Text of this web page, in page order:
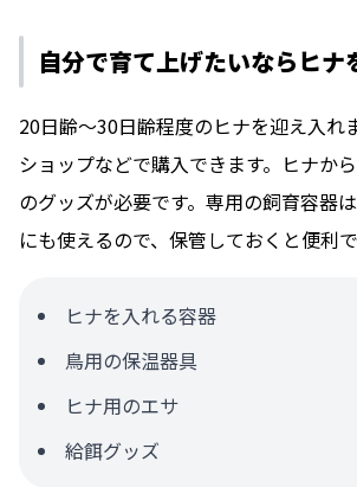
自分で育て上げたいならヒナ
20日齢〜30日齢程度のヒナを迎え入れ
ショップなどで購入できます。ヒナか
のグッズが必要です。専用の飼育容器
にも使えるので、保管しておくと便利で
ヒナを入れる容器
鳥用の保温器具
ヒナ用のエサ
給餌グッズ